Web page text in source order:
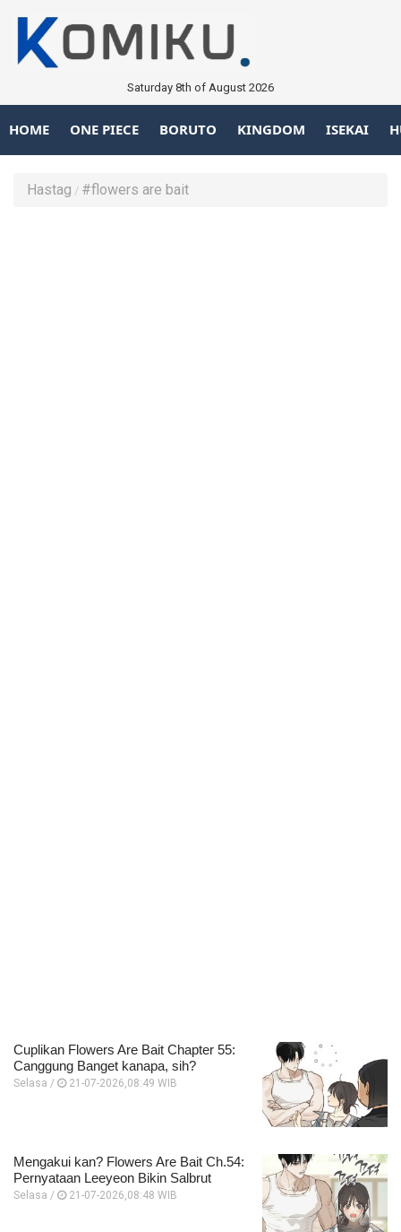
Saturday 8th of August 2026
HOME ONE PIECE BORUTO KINGDOM ISEKAI
Hastag #flowers are bait
Cuplikan Flowers Are Bait Chapter 55:
Canggung Banget kanapa, sih?
Selasa / 21-07-2026,08:49 WIB
Mengakui kan? Flowers Are Bait Ch.54:
Pernyataan Leeyeon Bikin Salbrut
Selasa / 21-07-2026,08:48 WIB